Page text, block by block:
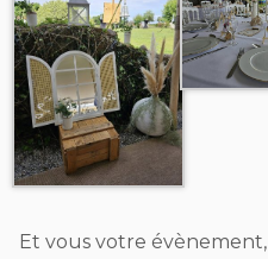
Et vous votre